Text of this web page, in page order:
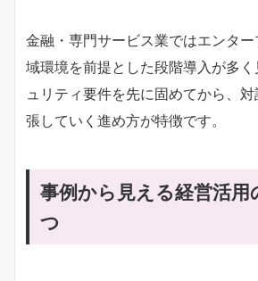
金融・専門サービス業ではエンタ
域環境を前提とした段階導入が多
ュリティ要件を先に固めてから、
張していく進め方が特徴です。
事例から見える経営活用
つ